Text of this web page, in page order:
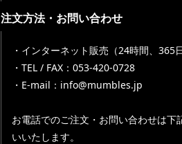
注文方法・お問い合わせ
・インターネット販売（24時間、365
・TEL / FAX：053-420-0728
・E-mail：info@mumbles.jp
お電話でのご注文・お問い合わせは下
いいたします。